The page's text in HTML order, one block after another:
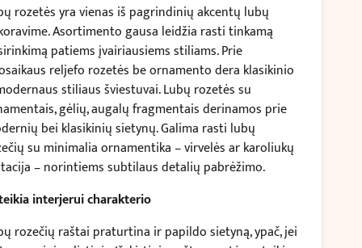
rozetės yra vienas iš pagrindinių akcentų lubų
Asortimento gausa leidžia rasti tinkamą
patiems įvairiausiems stiliams. Prie
reljefo rozetės be ornamento dera klasikinio
stiliaus šviestuvai. Lubų rozetės su
gėlių, augalų fragmentais derinamos prie
bei klasikinių sietynų. Galima rasti lubų
su minimalia ornamentika – virvelės ar karoliukų
– norintiems subtilaus detalių pabrėžimo.
interjerui charakterio
rozečių raštai praturtina ir papildo sietyną, ypač, jei